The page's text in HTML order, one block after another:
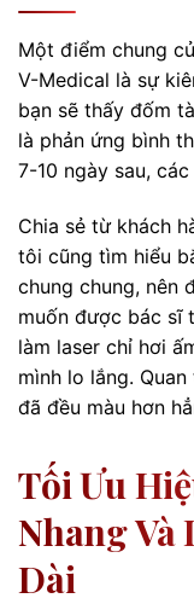
Một điểm chung
V-Medical là sự
bạn sẽ thấy đốm
là phản ứng bình
7-10 ngày sau,
Chia sẻ từ khách
tôi cũng tìm hiểu
chung chung, nên
muốn được bác sĩ
làm laser chỉ hơi
mình lo lắng.
đã đều màu hơn
Tối Ưu
Nhang Và
Dài